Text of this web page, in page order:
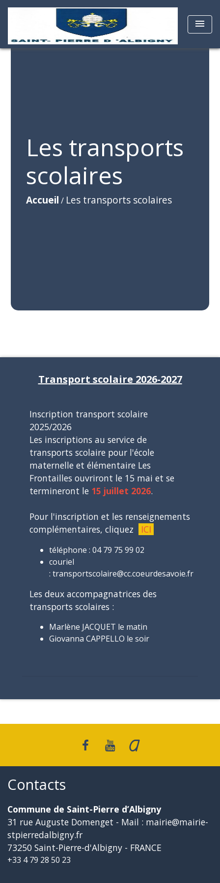
menu
Les transports
scolaires
Accueil / Les transports scolaires
Transport scolaire 2026-2027
Inscription transport scolaire
2025/2026
Les inscriptions au service de
transports scolaire pour l'école
maternelle et élémentaire Les
Frontailles ouvriront le 15 mai et se
termineront le 15 juillet 2026.
Pour l'inscription et les renseignements
complémentaires, cliquez
ICI
téléphone : 04 79 75 99 02
couriel
: transportscolaire@cc.coeurdesavoie.fr
Les deux accompagnatrices des
transports scolaires :
Marlène JACQUET le matin
Giovanna CAPPELLO le soir
Contacts
Commune de Saint-Pierre d’Albigny
31 rue Auguste Domenget - Mail : mairie@mairie-
stpierredalbigny.fr
73250 Saint-Pierre-d'Albigny - FRANCE
+33 4 79 28 50 23